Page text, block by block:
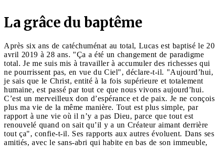
La grâce du baptême
Après six ans de catéchuménat au total, Lucas est baptisé le 20
avril 2019 à 28 ans. "Ça a été un changement de paradigme
total. Je me suis mis à travailler à accumuler des richesses qui
ne pourrissent pas, en vue du Ciel", déclare-t-il. "Aujourd’hui,
je sais que le Christ, entité à la fois supérieure et totalement
humaine, est passé par tout ce que nous vivons aujourd’hui.
C’est un merveilleux don d’espérance et de paix. Je ne conçois
plus ma vie de la même manière. Tout est plus simple, par
rapport à une vie où il n’y a pas Dieu, parce que tout est
renouvelé quand on sait qu’il y a un Créateur aimant derrière
tout ça", confie-t-il. Ses rapports aux autres évoluent. Dans ses
amitiés, avec le sans-abri qui habite en bas de son immeuble,